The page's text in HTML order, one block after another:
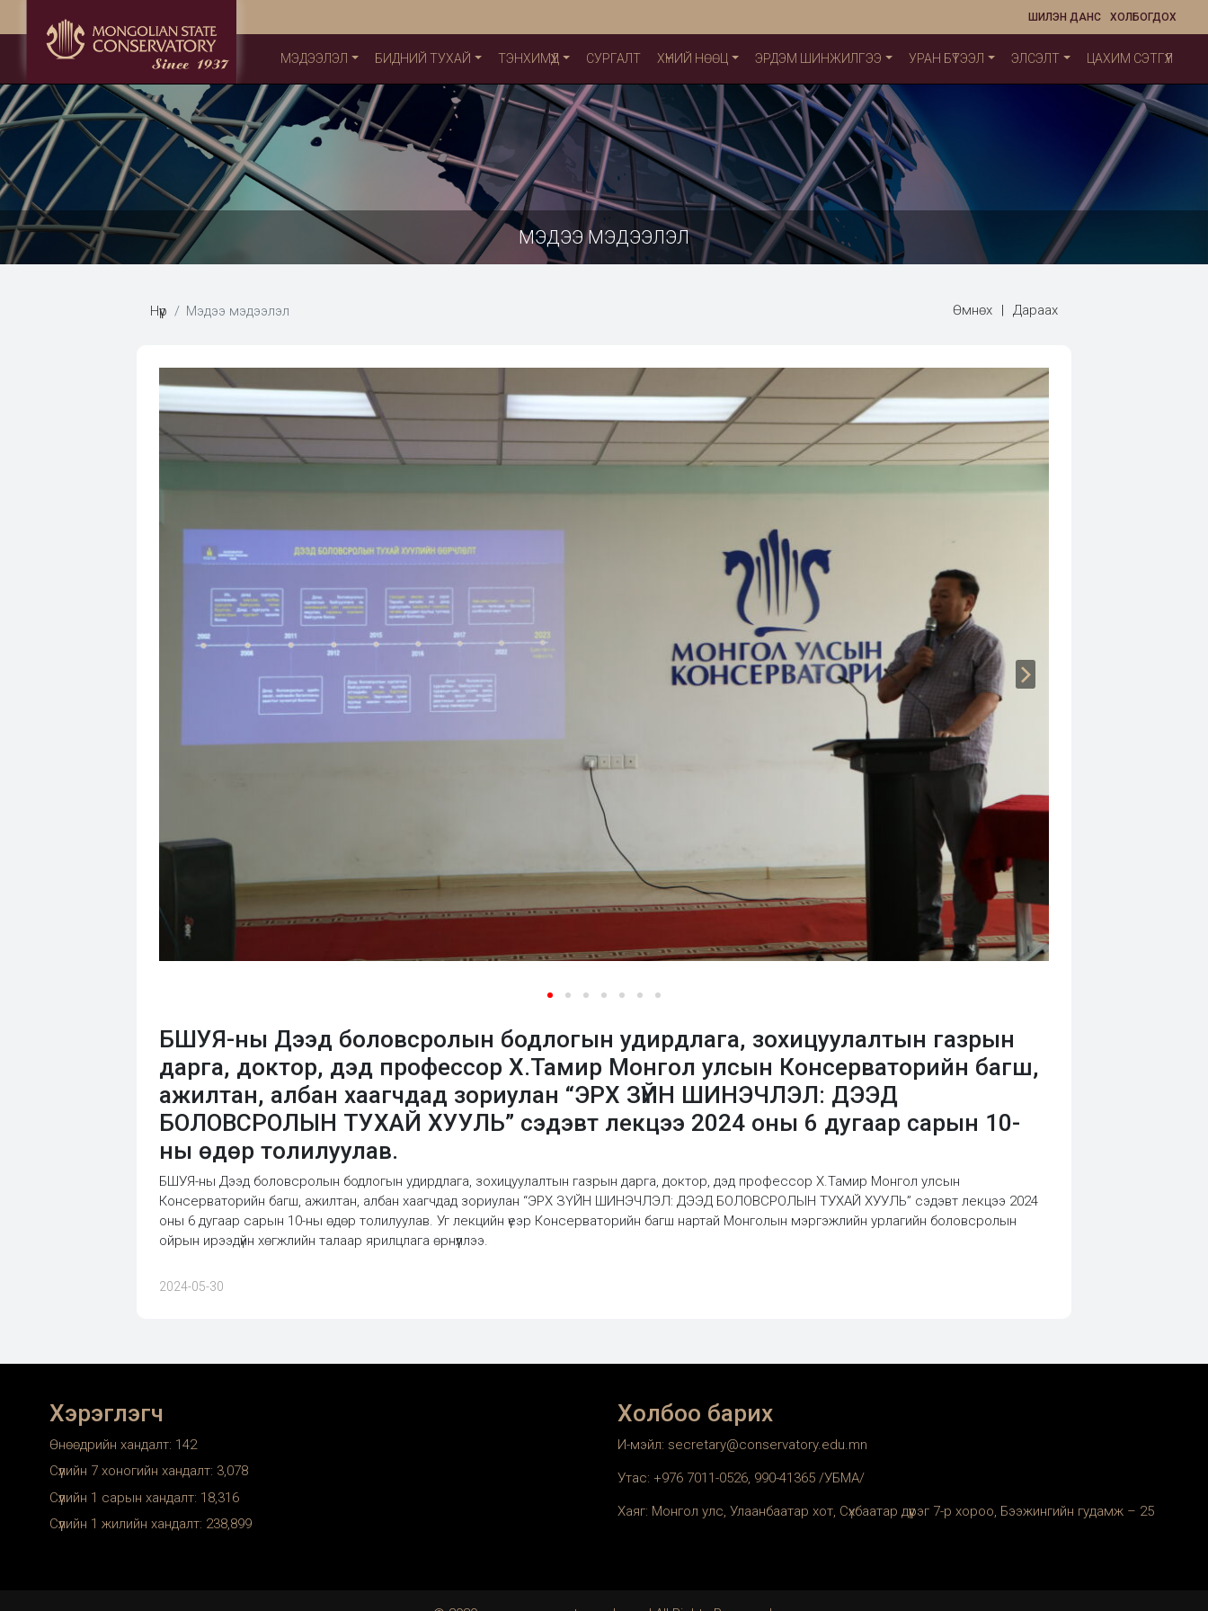
ХОЛБОГДОХ
ШИЛЭН ДАНС
МЭДЭЭЛЭЛ БИДНИЙ ТУХАЙ ТЭНХИМҮҮД СУРГАЛТ ХҮНИЙ НӨӨЦ ЭРДЭМ ШИНЖИЛГЭЭ УРАН БҮТЭЭЛ ЭЛСЭЛТ ЦАХИМ СЭТГҮҮЛ
МЭДЭЭ МЭДЭЭЛЭЛ
Нүүр Мэдээ мэдээлэл Өмнөх | Дараах
БШУЯ-ны Дээд боловсролын бодлогын удирдлага, зохицуулалтын газрын
дарга, доктор, дэд профессор Х.Тамир Монгол улсын Консерваторийн багш,
ажилтан, албан хаагчдад зориулан “ЭРХ ЗҮЙН ШИНЭЧЛЭЛ: ДЭЭД
БОЛОВСРОЛЫН ТУХАЙ ХУУЛЬ” сэдэвт лекцээ 2024 оны 6 дугаар сарын 10-
ны өдөр толилуулав.
БШУЯ-ны Дээд боловсролын бодлогын удирдлага, зохицуулалтын газрын дарга, доктор, дэд профессор Х.Тамир Монгол улсын
Консерваторийн багш, ажилтан, албан хаагчдад зориулан “ЭРХ ЗҮЙН ШИНЭЧЛЭЛ: ДЭЭД БОЛОВСРОЛЫН ТУХАЙ ХУУЛЬ” сэдэвт лекцээ 2024
оны 6 дугаар сарын 10-ны өдөр толилуулав. Уг лекцийн үеэр Консерваторийн багш нартай Монголын мэргэжлийн урлагийн боловсролын
ойрын ирээдүйн хөгжлийн талаар ярилцлага өрнүүллээ.
2024-05-30
Хэрэглэгч
Өнөөдрийн хандалт: 142
Сүүлийн 7 хоногийн хандалт: 3,078
Сүүлийн 1 сарын хандалт: 18,316
Сүүлийн 1 жилийн хандалт: 238,899
Холбоо барих
И-мэйл: secretary@conservatory.edu.mn
Утас: +976 7011-0526, 990-41365 /УБМА/
Хаяг: Монгол улс, Улаанбаатар хот, Сүхбаатар дүүрэг 7-р хороо, Бээжингийн гудамж – 25